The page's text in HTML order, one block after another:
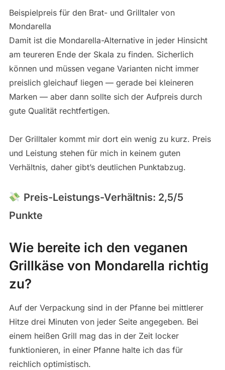
Beispielpreis für den Brat- und Grilltaler von
Mondarella
Damit ist die Mondarella-Alternative in jeder Hinsicht
am teureren Ende der Skala zu finden. Sicherlich
können und müssen vegane Varianten nicht immer
preislich gleichauf liegen — gerade bei kleineren
Marken — aber dann sollte sich der Aufpreis durch
gute Qualität rechtfertigen.
Der Grilltaler kommt mir dort ein wenig zu kurz. Preis
und Leistung stehen für mich in keinem guten
Verhältnis, daher gibt’s deutlichen Punktabzug.
Preis-Leistungs-Verhältnis: 2,5/5
Punkte
Wie bereite ich den veganen
Grillkäse von Mondarella richtig
zu?
Auf der Verpackung sind in der Pfanne bei mittlerer
Hitze drei Minuten von jeder Seite angegeben. Bei
einem heißen Grill mag das in der Zeit locker
funktionieren, in einer Pfanne halte ich das für
reichlich optimistisch.